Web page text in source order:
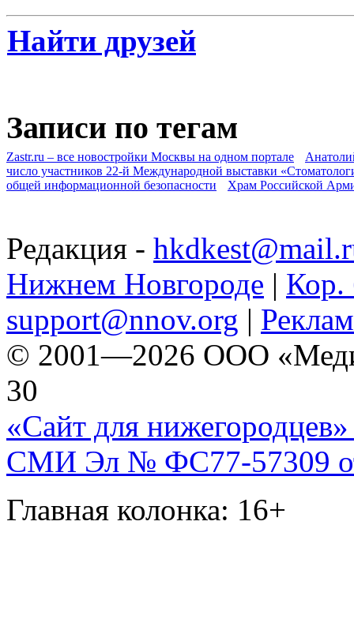
Найти друзей
Записи по тегам
Zastr.ru – все новостройки Москвы на одном портале
число участников 22-й Международной выставки
общей информационной безопасности
Храм Российской
Редакция -
Нижнем Новгороде | Кор.
support@nnov.org |
© 2001—2026 ООО
30
«Сайт для нижегородцев»
СМИ Эл № ФС77-57309
Главная колонка: 16+